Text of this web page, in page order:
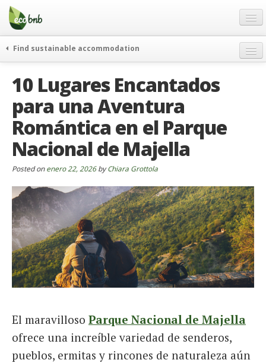
Menu
Skip
content
Ofertas
Acerca de
FAQ
Contacto
Spanish
German
English
Spanish
French
Italiano
Find sustainable accommodation
Eco hotels
Curiosidades
10 Lugares Encantados
para una Aventura
Romántica en el Parque
Nacional de Majella
Posted onenero 22, 2026byChiara Grottola
El maravilloso Parque Nacional de Majella
ofrece una increíble variedad de senderos,
pueblos, ermitas y rincones de naturaleza aún